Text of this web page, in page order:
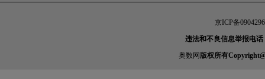
京ICP备
违法和不良信息举报电
奥数网版权所有